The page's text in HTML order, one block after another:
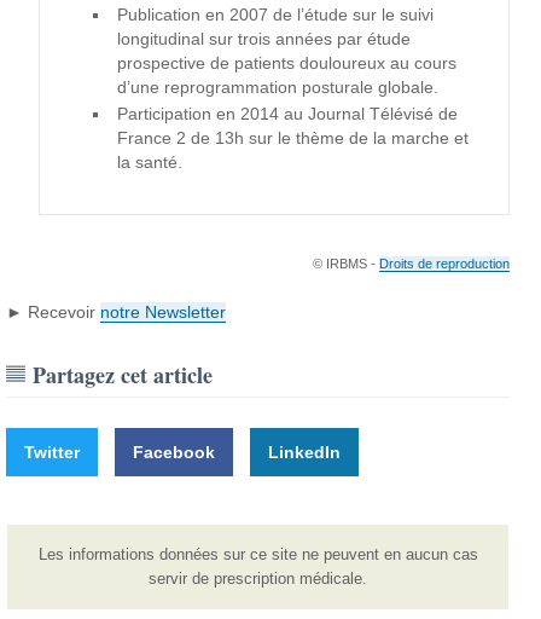
Publication en 2007 de l’étude sur le suivi
longitudinal sur trois années par étude
prospective de patients douloureux au cours
d’une reprogrammation posturale globale.
Participation en 2014 au Journal Télévisé de
France 2 de 13h sur le thème de la marche et
la santé.
© IRBMS - Droits de reproduction
► Recevoir notre Newsletter
Partagez cet article
Twitter Facebook LinkedIn
Les informations données sur ce site ne peuvent en aucun cas
servir de prescription médicale.